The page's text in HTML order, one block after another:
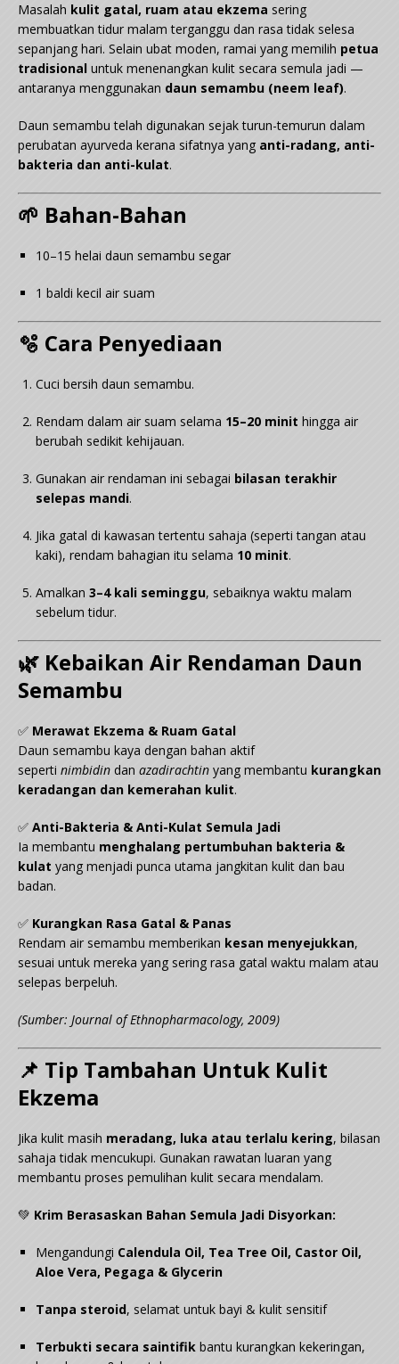
Masalah kulit gatal, ruam atau ekzema sering
membuatkan tidur malam terganggu dan rasa tidak selesa
sepanjang hari. Selain ubat moden, ramai yang memilih petua
tradisional untuk menenangkan kulit secara semula jadi —
antaranya menggunakan daun semambu (neem leaf).
Daun semambu telah digunakan sejak turun-temurun dalam
perubatan ayurveda kerana sifatnya yang anti-radang, anti-
bakteria dan anti-kulat.
🌱 Bahan-Bahan
10–15 helai daun semambu segar
1 baldi kecil air suam
🫧 Cara Penyediaan
Cuci bersih daun semambu.
Rendam dalam air suam selama 15–20 minit hingga air
berubah sedikit kehijauan.
Gunakan air rendaman ini sebagai bilasan terakhir
selepas mandi.
Jika gatal di kawasan tertentu sahaja (seperti tangan atau
kaki), rendam bahagian itu selama 10 minit.
Amalkan 3–4 kali seminggu, sebaiknya waktu malam
sebelum tidur.
🌿 Kebaikan Air Rendaman Daun
Semambu
✅ Merawat Ekzema & Ruam Gatal
Daun semambu kaya dengan bahan aktif
seperti nimbidin dan azadirachtin yang membantu kurangkan
keradangan dan kemerahan kulit.
✅ Anti-Bakteria & Anti-Kulat Semula Jadi
Ia membantu menghalang pertumbuhan bakteria &
kulat yang menjadi punca utama jangkitan kulit dan bau
badan.
✅ Kurangkan Rasa Gatal & Panas
Rendam air semambu memberikan kesan menyejukkan,
sesuai untuk mereka yang sering rasa gatal waktu malam atau
selepas berpeluh.
(Sumber: Journal of Ethnopharmacology, 2009)
📌 Tip Tambahan Untuk Kulit
Ekzema
Jika kulit masih meradang, luka atau terlalu kering, bilasan
sahaja tidak mencukupi. Gunakan rawatan luaran yang
membantu proses pemulihan kulit secara mendalam.
💚 Krim Berasaskan Bahan Semula Jadi Disyorkan:
Mengandungi Calendula Oil, Tea Tree Oil, Castor Oil,
Aloe Vera, Pegaga & Glycerin
Tanpa steroid, selamat untuk bayi & kulit sensitif
Terbukti secara saintifik bantu kurangkan kekeringan,